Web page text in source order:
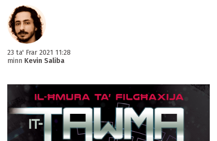
23 ta' Frar 2021 11:28
minn Kevin Saliba